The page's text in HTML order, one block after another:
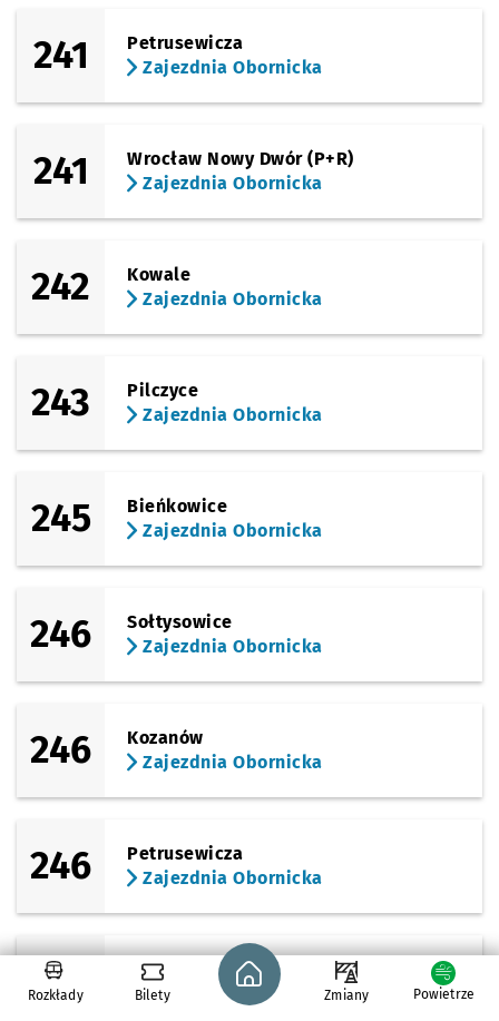
241
Petrusewicza
Zajezdnia Obornicka
241
Wrocław Nowy Dwór (P+R)
Zajezdnia Obornicka
242
Kowale
Zajezdnia Obornicka
243
Pilczyce
Zajezdnia Obornicka
245
Bieńkowice
Zajezdnia Obornicka
246
Sołtysowice
Zajezdnia Obornicka
246
Kozanów
Zajezdnia Obornicka
246
Petrusewicza
Zajezdnia Obornicka
246
Sucha
Zajezdnia Obornicka
Rozkłady Bilety
Strona główna - wroclaw.pl
Zmiany Powietrze